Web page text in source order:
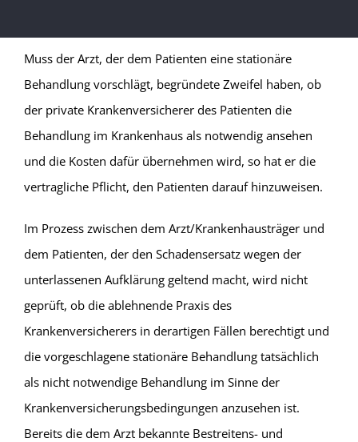
Muss der Arzt, der dem Patienten eine stationäre
Behandlung vorschlägt, begründete Zweifel haben, ob
der private Krankenversicherer des Patienten die
Behandlung im Krankenhaus als notwendig ansehen
und die Kosten dafür übernehmen wird, so hat er die
vertragliche Pflicht, den Patienten darauf hinzuweisen.
Im Prozess zwischen dem Arzt/Krankenhausträger und
dem Patienten, der den Schadensersatz wegen der
unterlassenen Aufklärung geltend macht, wird nicht
geprüft, ob die ablehnende Praxis des
Krankenversicherers in derartigen Fällen berechtigt und
die vorgeschlagene stationäre Behandlung tatsächlich
als nicht notwendige Behandlung im Sinne der
Krankenversicherungsbedingungen anzusehen ist.
Bereits die dem Arzt bekannte Bestreitens- und